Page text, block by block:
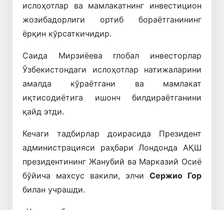
ислоҳотлар ва мамлакатнинг инвестицион
жозибадорлиги ортиб бораётганининг
ёрқин кўрсаткичидир.
Саида Мирзиёева глобал инвесторлар
Ўзбекистондаги ислоҳотлар натижаларини
амалда кўраётгани ва мамлакат
иқтисодиётига ишонч билдираётганини
қайд этди.
Кечаги тадбирлар доирасида Президент
администрацияси раҳбари Лондонда АҚШ
президентининг Жанубий ва Марказий Осиё
бўйича махсус вакили, элчи Сержио Гор
билан учрашди.